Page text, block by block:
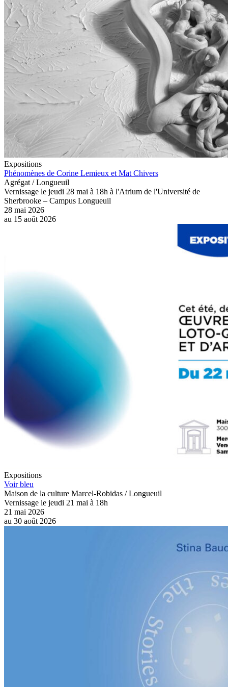
Expositions
Phénomènes de Corine Lemieux et Mat Chivers
Agrégat / Longueuil
Vernissage le jeudi 28 mai à 18h à l'Atrium de l'Université de
Sherbrooke – Campus Longueuil
28 mai 2026
au 15 août 2026
Expositions
Voir bleu
Maison de la culture Marcel-Robidas / Longueuil
Vernissage le jeudi 21 mai à 18h
21 mai 2026
au 30 août 2026